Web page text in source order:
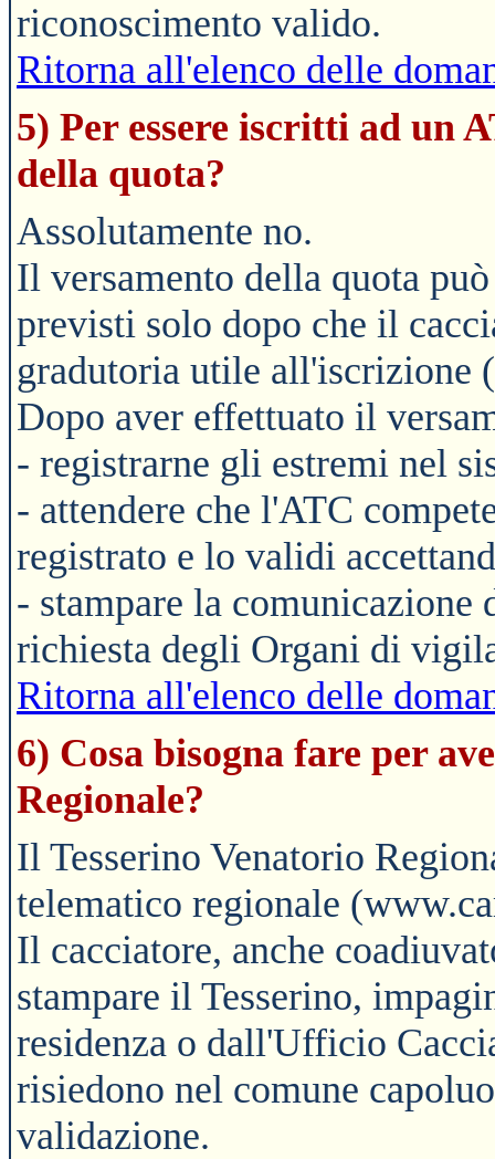
riconoscimento valido.
Ritorna all'elenco delle
5) Per essere iscritti ad un
della quota?
Assolutamente no.
Il versamento della quota
previsti solo dopo che il
gradutoria utile all'iscrizione
Dopo aver effettuato il
- registrarne gli estremi nel
- attendere che l'ATC
registrato e lo validi
- stampare la
richiesta degli Organi di
Ritorna all'elenco delle
6) Cosa bisogna fare per
Regionale?
Il Tesserino Venatorio
telematico regionale
Il cacciatore, anche
stampare il Tesserino,
residenza o dall'Ufficio
risiedono nel comune
validazione.